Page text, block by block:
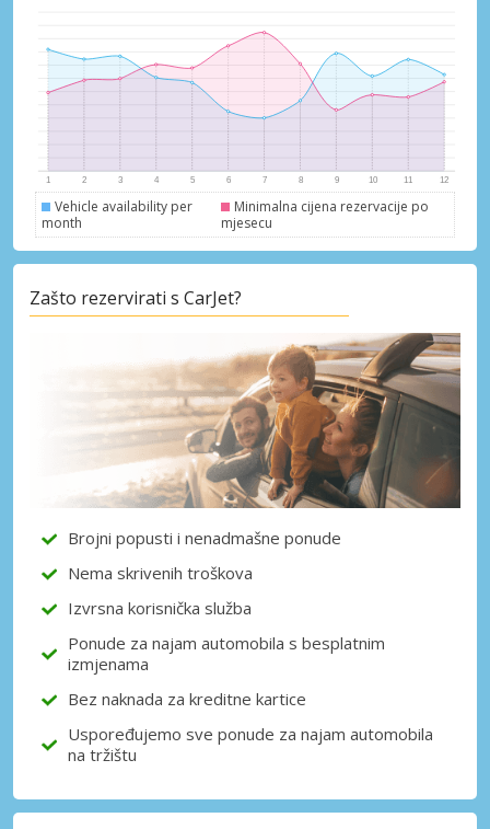
Posebni popusti
Pristupite ekskluzivnim ponudama naših
dobavljača
Vehicle availability per
month
Minimalna cijena rezervacije po
mjesecu
Zašto rezervirati s CarJet?
Brojni popusti i nenadmašne ponude
Nema skrivenih troškova
Izvrsna korisnička služba
Ponude za najam automobila s besplatnim
izmjenama
Bez naknada za kreditne kartice
Uspoređujemo sve ponude za najam automobila
na tržištu